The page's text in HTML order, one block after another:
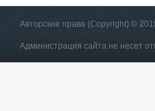
Авторские права (Copyright) ©
Администрация сайта не несет